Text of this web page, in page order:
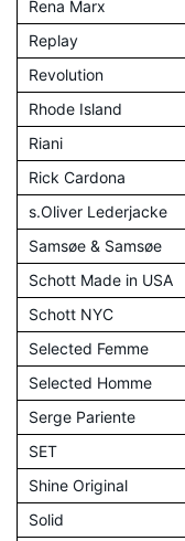
Rena Marx
Replay
Revolution
Rhode Island
Riani
Rick Cardona
s.Oliver Lederjacke
Samsøe & Samsøe
Schott Made in USA
Schott NYC
Selected Femme
Selected Homme
Serge Pariente
SET
Shine Original
Solid